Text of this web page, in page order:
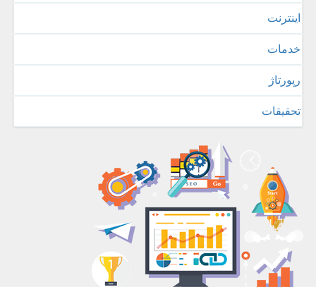
اینترنت
خدمات
رپورتاژ
تحقیقات